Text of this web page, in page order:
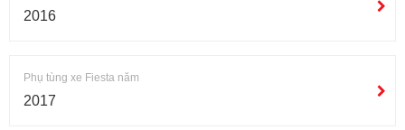
2016
Phụ tùng xe Fiesta năm
2017